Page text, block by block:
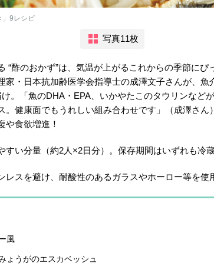
」9レシピ
写真11枚
“酢のおかず”は、気温が上がるこれからの季節にぴ
家・日本抗加齢医学会指導士の成澤文子さんが、魚
。「魚のDHA・EPA、いかやたこのタウリンなど
。健康面でもうれしい組み合わせです」（成澤さん
や食欲増進！
い分量（約2人×2日分）。保存期間はいずれも冷蔵
スを避け、耐酸性のあるガラスやホーロー等を使
風
ょうがのエスカベッシュ